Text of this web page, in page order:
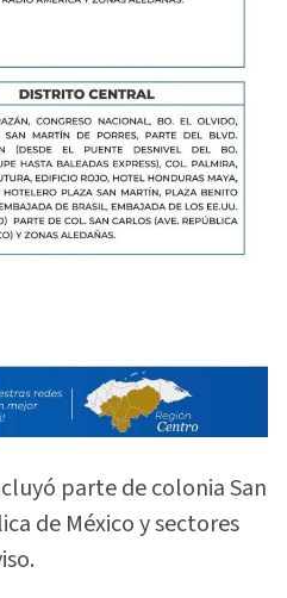
parte de colonia San
de México y sectores